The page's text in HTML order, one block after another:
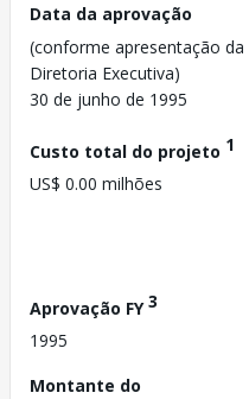
Data da aprovação
(conforme apresentação da
Diretoria Executiva)
30 de junho de 1995
Custo total do projeto 1
US$ 0.00 milhões
Aprovação FY3
1995
Montante do